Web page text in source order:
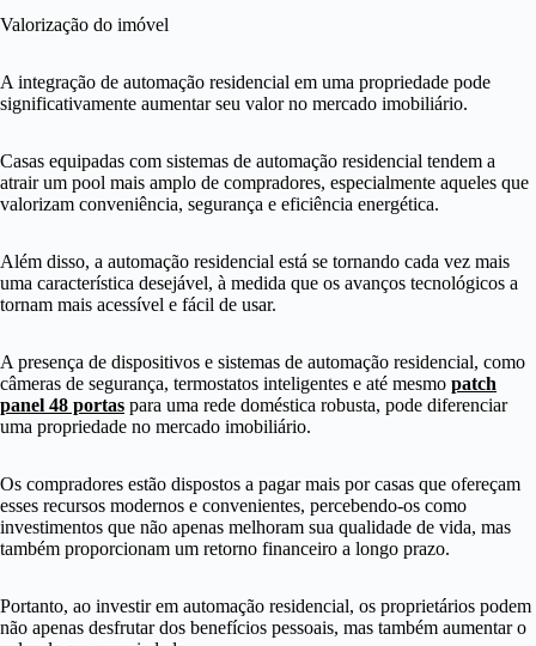
Valorização do imóvel
A integração de automação residencial em uma propriedade pode
significativamente aumentar seu valor no mercado imobiliário.
Casas equipadas com sistemas de automação residencial tendem a
atrair um pool mais amplo de compradores, especialmente aqueles que
valorizam conveniência, segurança e eficiência energética.
Além disso, a automação residencial está se tornando cada vez mais
uma característica desejável, à medida que os avanços tecnológicos a
tornam mais acessível e fácil de usar.
A presença de dispositivos e sistemas de automação residencial, como
câmeras de segurança, termostatos inteligentes e até mesmo patch
panel 48 portas para uma rede doméstica robusta, pode diferenciar
uma propriedade no mercado imobiliário.
Os compradores estão dispostos a pagar mais por casas que ofereçam
esses recursos modernos e convenientes, percebendo-os como
investimentos que não apenas melhoram sua qualidade de vida, mas
também proporcionam um retorno financeiro a longo prazo.
Portanto, ao investir em automação residencial, os proprietários podem
não apenas desfrutar dos benefícios pessoais, mas também aumentar o